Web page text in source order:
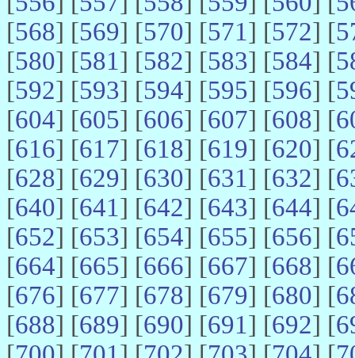
[568] [569] [570] [571] [572] [
[580] [581] [582] [583] [584] [
[592] [593] [594] [595] [596] [
[604] [605] [606] [607] [608] [
[616] [617] [618] [619] [620] [
[628] [629] [630] [631] [632] [
[640] [641] [642] [643] [644] [
[652] [653] [654] [655] [656] [
[664] [665] [666] [667] [668] [
[676] [677] [678] [679] [680] [
[688] [689] [690] [691] [692] [